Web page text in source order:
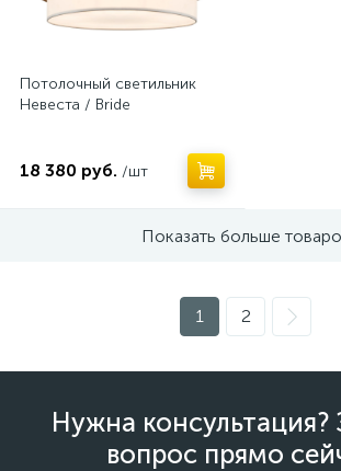
Потолочный светильник
Невеста / Bride
18 380 руб. /шт
Показать больше
1 2
Нужна консультация?
вопрос прямо